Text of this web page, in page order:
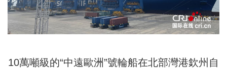
10萬噸級的“中遠歐洲”號輪船在北部灣港欽州自